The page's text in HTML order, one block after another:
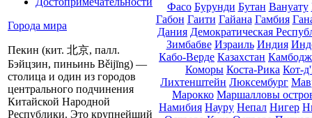
Города мира
Пекин (кит. 北京, палл.
Бэйцзин, пиньинь Běijīng) —
столица и один из городов
центрального подчинения
Китайской Народной
Республики. Это крупнейший
Фасо Бурунди Бутан Вануату
Габон Гаити Гайана Гамбия
Дания Демократическая
Зимбабве Израиль Индия
Кабо-Верде Казахстан
Коморы Коста-Рика Кот-
Лихтенштейн Люксембург
Марокко Маршалловы
Намибия Науру Непал Нигер